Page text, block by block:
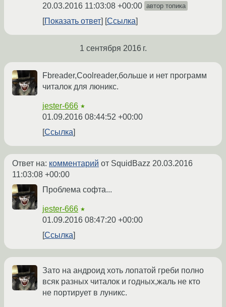
20.03.2016 11:03:08 +00:00 автор топика
Показать ответ Ссылка
1 сентября 2016 г.
Fbreader,Coolreader,больше и нет программ
читалок для люникс.
jester-666 ★
01.09.2016 08:44:52 +00:00
Ссылка
Ответ на: комментарий от SquidBazz 20.03.2016
11:03:08 +00:00
Проблема софта...
jester-666 ★
01.09.2016 08:47:20 +00:00
Ссылка
Зато на андроид хоть лопатой греби полно
всяк разных читалок и годных,жаль не кто
не портирует в луникс.